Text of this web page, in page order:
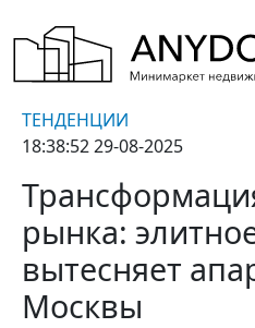
ТЕНДЕНЦИИ
18:38:52 29-08-2025
рынка:
вытесняет
Москвы